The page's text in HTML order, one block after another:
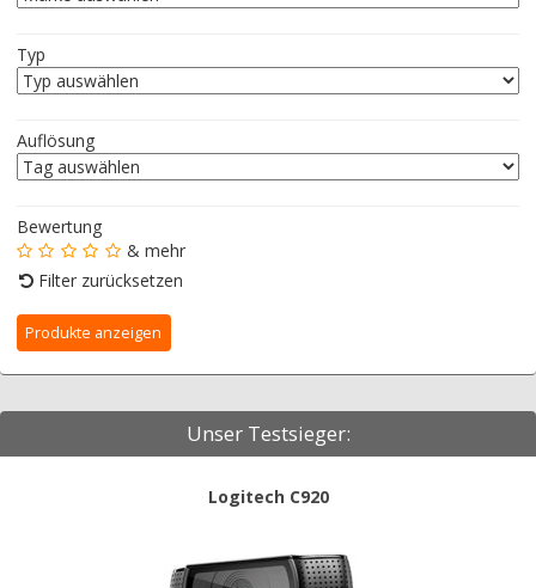
Typ
Auflösung
Bewertung
& mehr
Filter zurücksetzen
Unser Testsieger:
Logitech C920